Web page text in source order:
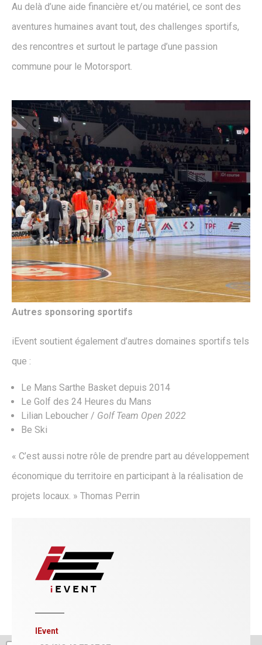
Au delà d’une aide financière et/ou matériel, ce sont des
aventures humaines avant tout, des challenges sportifs,
des rencontres et surtout le partage d’une passion
commune pour le Motorsport.
Autres sponsoring sportifs
iEvent soutient également d’autres domaines sportifs tels
que :
Le Mans Sarthe Basket depuis 2014
Le Golf des 24 Heures du Mans
Lilian Leboucher / Golf Team Open 2022
Be Ski
« C’est aussi notre rôle de prendre part au développement
économique du territoire en participant à la réalisation de
projets locaux. » Thomas Perrin
IEvent